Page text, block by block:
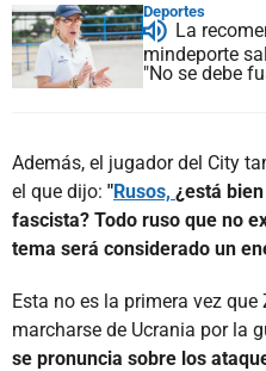
Deportes
La
mindeporte
"No se debe
Además, el jugador del City
el que dijo: "Rusos, ¿está
fascista? Todo ruso que no
tema será considerado un
Esta no es la primera vez
marcharse de Ucrania por la
se pronuncia sobre los